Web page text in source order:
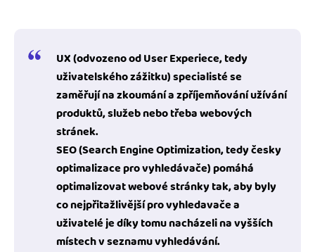
UX(odvozeno od User Experiece, tedy
uživatelského zážitku) specialisté se
zaměřují na zkoumání a zpříjemňování užívání
produktů, služeb nebo třeba webových
stránek.
SEO(Search Engine Optimization, tedy česky
optimalizace pro vyhledávače) pomáhá
optimalizovat webové stránky tak, aby byly
co nejpřitažlivější pro vyhledavače a
uživatelé je díky tomu nacházeli na vyšších
místech v seznamu vyhledávání.